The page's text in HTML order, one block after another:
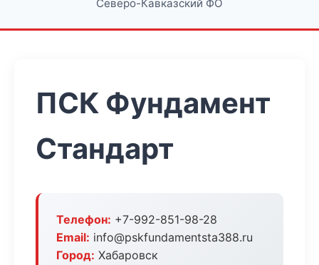
Северо-Кавказский ФО
ПСК Фундамент
Стандарт
Телефон: +7-992-851-98-28
Email: info@pskfundamentsta388.ru
Город: Хабаровск